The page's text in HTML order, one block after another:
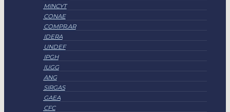
MINCYT
CONAE
COMPR.AR
IDERA
UNDEF
IPGH
IUGG
ANG
SIRGAS
GAEA
CFC